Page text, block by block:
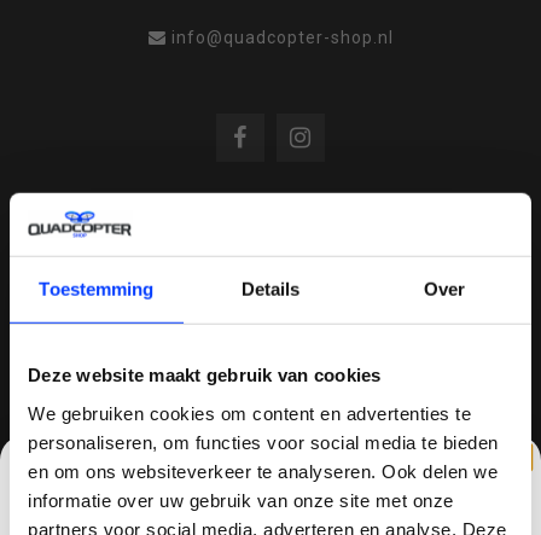
Toestemming Details Over
Deze website maakt gebruik van cookies
We gebruiken cookies om content en advertenties te
personaliseren, om functies voor social media te bieden
en om ons websiteverkeer te analyseren. Ook delen we
informatie over uw gebruik van onze site met onze
partners voor social media, adverteren en analyse. Deze
info@quadcopter-shop.nl
QUADCOPTER-SHOP.NL
Sinds 2014 is quadcopter-shop een bekende
speler op het gebied van drones, quadcopters,